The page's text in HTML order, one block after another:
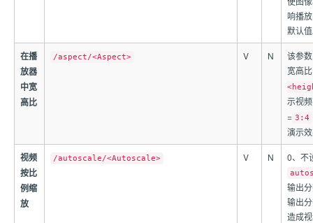
响播
默认
在播
放器
中宽
高比
/aspect/<Aspect> V N
该参
宽高
示视
= 3:4
演示
视频
按比
例缩
放
/autoscale/<Autoscale> V N 0、不
输出
输出
造成